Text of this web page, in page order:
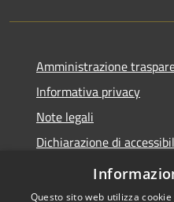
Amministrazione
Informativa privacy
Note legali
Dichiarazione di
Whistleblowing
Questo sito web utilizza